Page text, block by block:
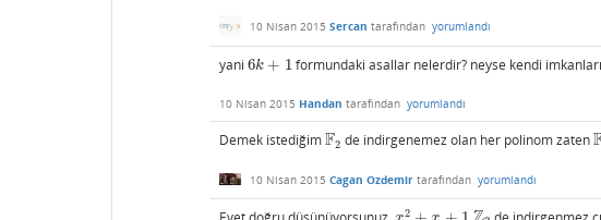
10 Nisan 2015 Sercan tarafından yorumlandı
yani 6k + 1
6k+1 formundaki asallar nelerdir? neyse kendi
10 Nisan 2015 Handan tarafından yorumlandı
Demek istediğimF2
F2 de indirgenemez olan her polinom zatenF
10 Nisan 2015 Cagan Ozdemir tarafından yorumlandı
2